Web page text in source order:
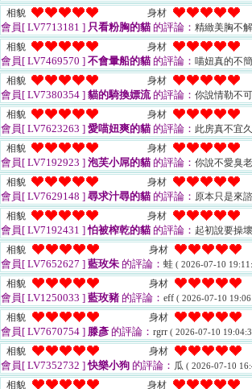
相貌
身材
會員[ LV7713181 ] 只看粉胸的貓 的評論： 精緻美胸不
相貌
身材
會員[ LV7469570 ] 不會暈船的貓 的評論： 喵妞真的不
相貌
身材
會員[ LV7380354 ] 貓的騎換嫖流的評論： 你說情勒不
相貌
身材
會員[ LV7623263 ] 愛喵妞爽的貓 的評論： 此房真不宜
相貌
身材
會員[ LV7192923 ] 泡芙小屌的貓 的評論： 你說不愛臭
相貌
身材
會員[ LV7629148 ] 尋求汁尋的貓 的評論： 原本只是來
相貌
身材
會員[ LV7192431 ]怕被榨乾的貓 的評論： 起初說要操
相貌
身材
會員[ LV7652627 ] 藍玫朱 的評論： 蛙 ( 2026-07-10
相貌 身材
會員[ LV1250033 ] 藍玫豬 的評論： eff ( 2026-07-10
相貌 身材
會員[ LV7670754 ] 滕彥 的評論： rgrr ( 2026-07-10
相貌 身材
會員[ LV7352732 ]快樂小狗 的評論： 瓜 ( 2026-07-10
相貌 身材